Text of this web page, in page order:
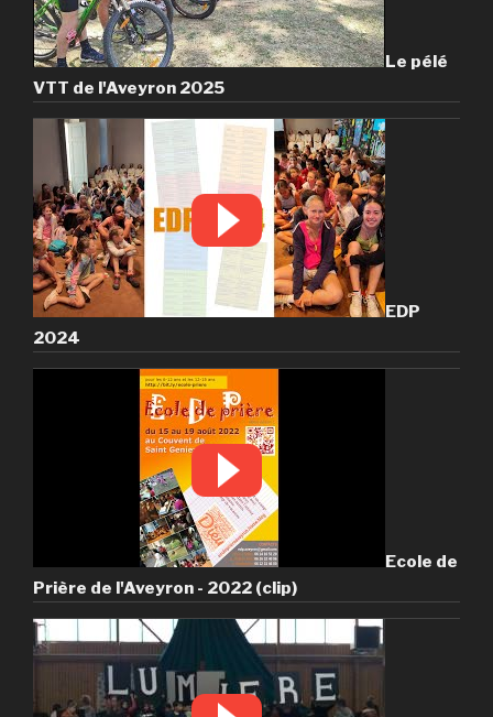
Le pélé
VTT de l'Aveyron 2025
EDP
2024
Ecole de
Prière de l'Aveyron - 2022 (clip)